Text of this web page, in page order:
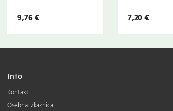
9,76 € 7,20 €
Info
Kontakt
Osebna izkaznica